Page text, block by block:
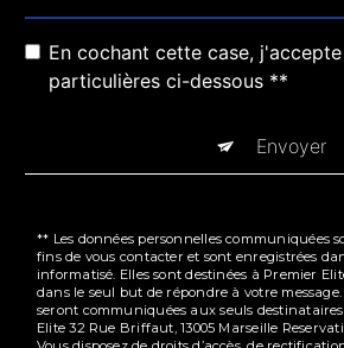
En cochant cette case,
particulières ci-dessous **
Envoyer
** Les données personnelles communiquées
fins de vous contacter et sont enregistrées
informatisé. Elles sont destinées à Premier
dans le seul but de répondre à votre message.
seront communiquées aux seuls
Elite 32 Rue Briffaut, 13005 Marseille